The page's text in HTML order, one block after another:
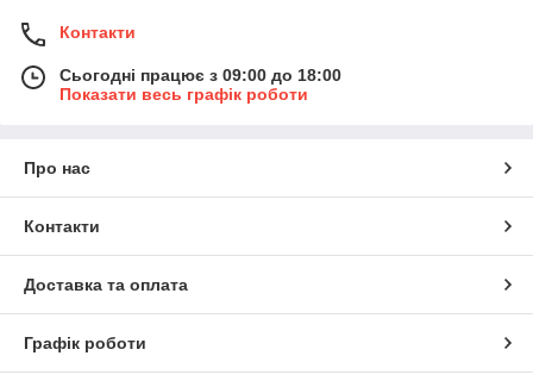
Контакти
Сьогодні працює з 09:00 до 18:00
Показати весь графік роботи
Про нас
Контакти
Доставка та оплата
Графік роботи